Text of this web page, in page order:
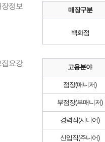
장정보 매장구분
백화점
집요강 고용분야
점장(매니저)
부점장(부매니저)
경력직(시니어)
신입직(주니어)